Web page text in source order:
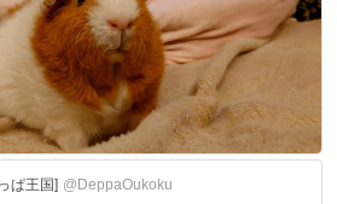
ぱ王国] @DeppaOukoku